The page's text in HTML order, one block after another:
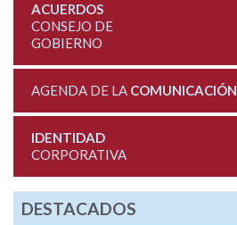
ACUERDOS
CONSEJO DE
GOBIERNO
AGENDA DE LA COMUNICACIÓN
IDENTIDAD
CORPORATIVA
DESTACADOS